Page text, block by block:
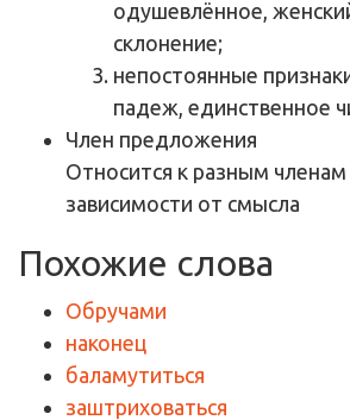
одушевлённое,
склонение;
непостоянные
падеж , единственное
Член предложения
Относится к разным
зависимости от смысла
Похожие слова
Обручами
наконец
баламутиться
заштриховаться